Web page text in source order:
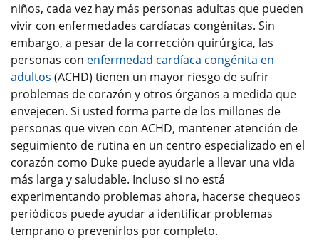
niños, cada vez hay más personas adultas que pueden
vivir con enfermedades cardíacas congénitas. Sin
embargo, a pesar de la corrección quirúrgica, las
personas con enfermedad cardíaca congénita en
adultos (ACHD) tienen un mayor riesgo de sufrir
problemas de corazón y otros órganos a medida que
envejecen. Si usted forma parte de los millones de
personas que viven con ACHD, mantener atención de
seguimiento de rutina en un centro especializado en el
corazón como Duke puede ayudarle a llevar una vida
más larga y saludable. Incluso si no está
experimentando problemas ahora, hacerse chequeos
periódicos puede ayudar a identificar problemas
temprano o prevenirlos por completo.